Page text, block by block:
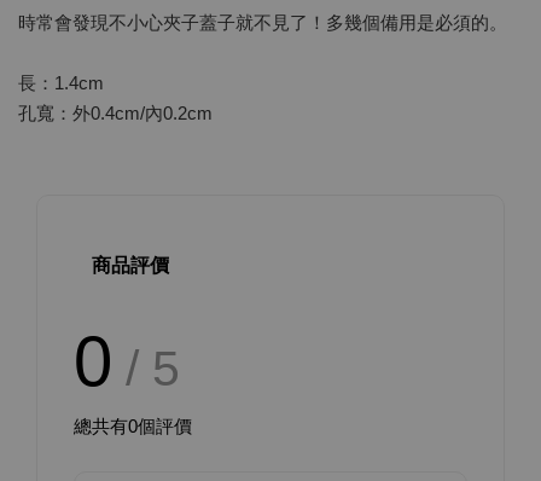
時常會發現不小心夾子蓋子就不見了！多幾個備用是必須的。
長：1.4cm
孔寬：外0.4cm/內0.2cm
商品評價
0 / 5
總共有0個評價